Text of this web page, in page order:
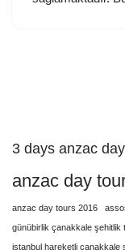
3 days anzac
anzac day
anzac day tours 2016
günübirlik çanakkale şehitlik
istanbul hareketli çanakkale